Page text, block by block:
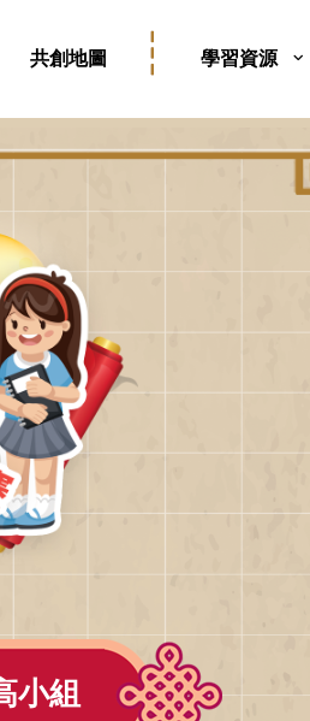
共創地圖 學習資源
小組